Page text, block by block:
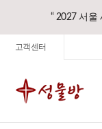
“ 2027 서울
고객센터